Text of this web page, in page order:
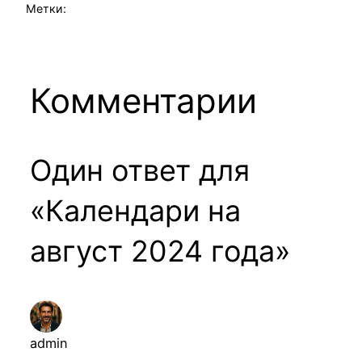
Метки:
Комментарии
Один ответ для
«Календари на
август 2024 года»
admin